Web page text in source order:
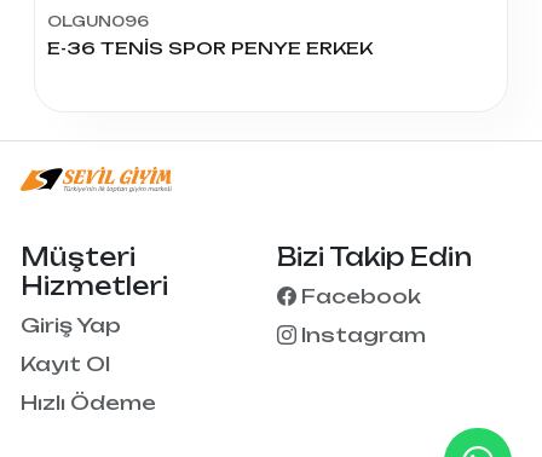
OLGUN096
E-36 TENİS SPOR PENYE ERKEK
Müşteri
Hizmetleri
Giriş Yap
Kayıt Ol
Hızlı Ödeme
Bizi Takip Edin
Facebook
Instagram